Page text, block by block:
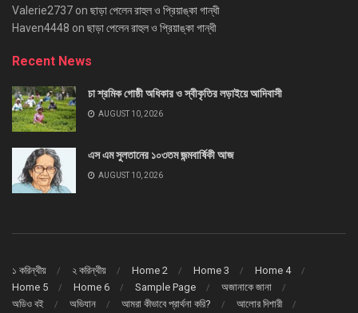
Valerie2737 on ছাড়া পেলেন রাহুল ও প্রিয়াঙ্কা গান্ধী
Haven4448 on ছাড়া পেলেন রাহুল ও প্রিয়াঙ্কা গান্ধী
Recent News
চা শ্রমিক গোষ্ঠী অধিকার ও স্বীকৃতির লড়াইয়ে আদিবাসী
AUGUST 10, 2026
এস এম সুলতানের ১০৩তম জন্মবার্ষিকী আজ
AUGUST 10, 2026
১ করিন্থীয় ২ করিন্থীয় Home 2 Home 3
Home 4
Home 5
Home 6 Sample Page
অজানাকে জানা
অডিও বই
অভিযান আমরা কীভাবে প্রার্থনা করি? আলোর দিশারী